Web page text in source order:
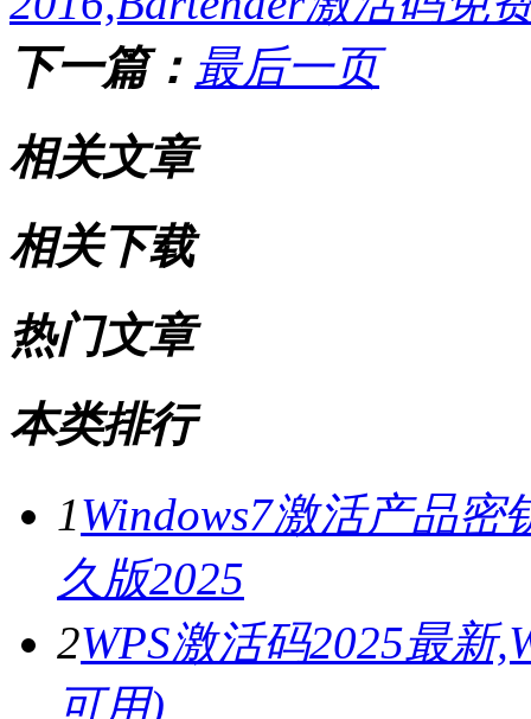
下一篇： 最后一页
相关文章
相关下载
热门文章
本类排行
1Windows7激活产品密
久版2025
2WPS激活码2025最新
可用)